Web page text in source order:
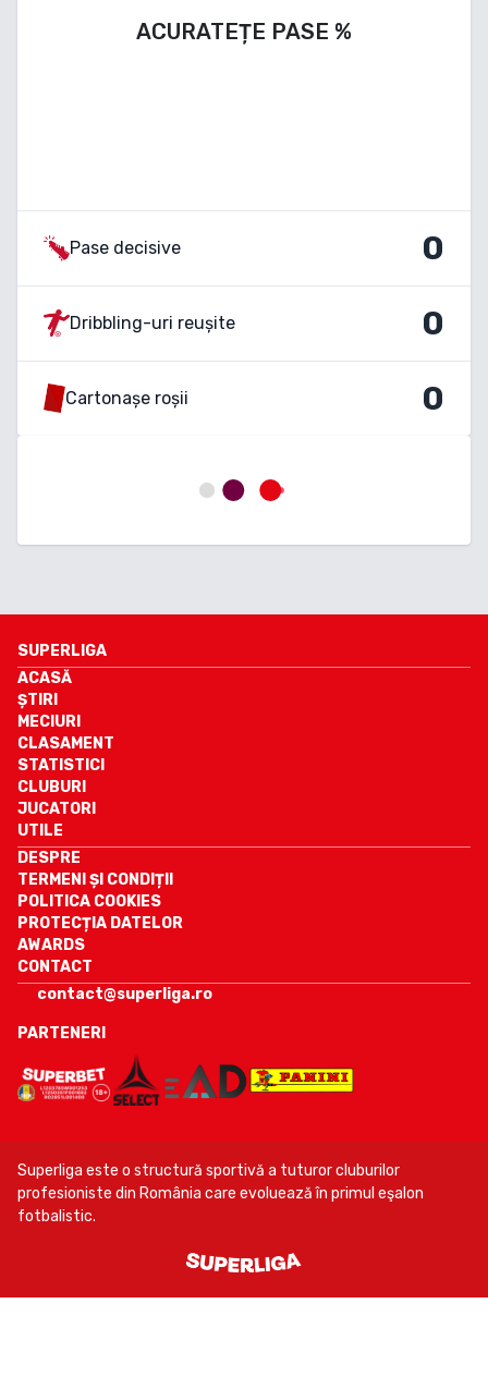
ACURATEȚE PASE %
Pase decisive 0
Dribbling-uri reușite 0
Cartonașe roșii 0
SUPERLIGA
ACASĂ
ȘTIRI
MECIURI
CLASAMENT
STATISTICI
CLUBURI
JUCATORI
UTILE
DESPRE
TERMENI ȘI CONDIȚII
POLITICA COOKIES
PROTECȚIA DATELOR
AWARDS
CONTACT
contact@superliga.ro
PARTENERI
Superliga este o structură sportivă a tuturor cluburilor
profesioniste din România care evoluează în primul eşalon
fotbalistic.